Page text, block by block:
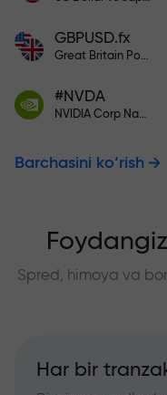
GBPUSD.fx
Great Britain Pound vs US Dollar
#NVDA
NVIDIA Corp Nasdaq Stock Exchange (Nasdaq) USD
Barchasini ko‘rish
Spred, himoya va
Har bir